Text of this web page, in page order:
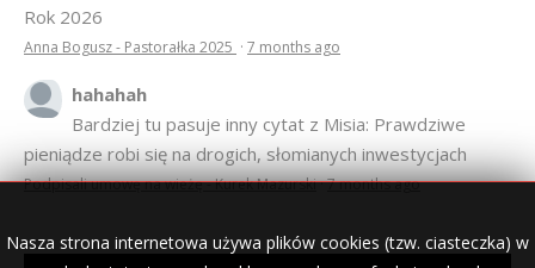
Rok 2026
Anna Bogusz - Pastorałka 2025 · 7 months ago
hahahah
Bardziej tu pasuje inny cytat z Misia: Prawdziwe
pieniądze robi się na drogich, słomianych inwestycjach
Podpisali umowę na wieżę - Kurek Mazurski·7 months ago
Nasza strona internetowa używa plików cookies (tzw. ciasteczka) w